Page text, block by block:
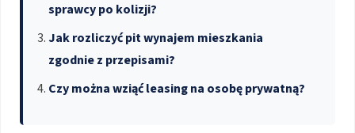
sprawcy po kolizji?
Jak rozliczyć pit wynajem mieszkania
zgodnie z przepisami?
Czy można wziąć leasing na osobę prywatną?